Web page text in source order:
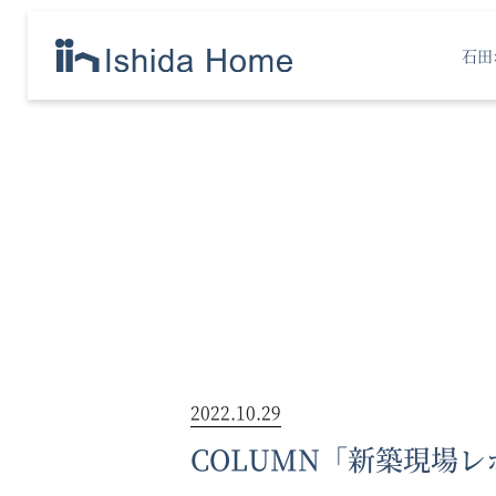
石
2022.10.29
COLUMN「新築現場レ